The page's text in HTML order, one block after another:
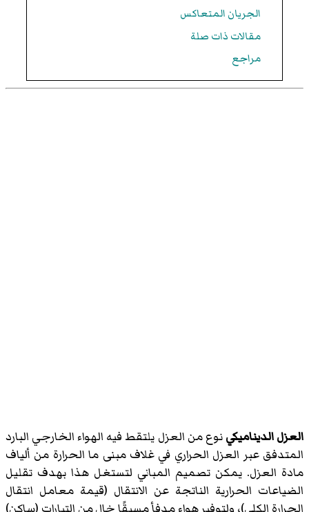
الجريان المتعاكس
مقالات ذات صلة
مراجع
العزل الديناميكينوع من العزل يلتقط فيه الهواء الخارجي البارد
المتدفق عبر العزل الحراري في غلاف مبنى ما الحرارة من ألياف
مادة العزل. يمكن تصميم المباني لتستغل هذا بهدف تقليل
الضياعات الحرارية الناتجة عن الانتقال (قيمة معامل انتقال